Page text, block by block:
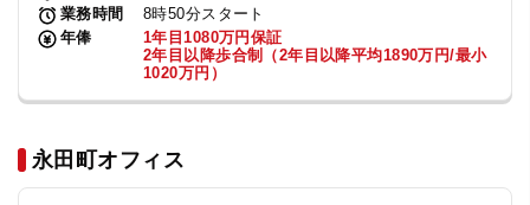
業務時間
8時50分スタート
年俸
1年目1080万円保証
2年目以降歩合制（2年目以降平均1890万円/最小
1020万円）
永田町オフィス